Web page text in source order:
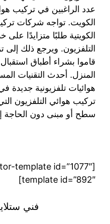
عدد الراغبين في تركيب
الكويت. تواجه شركات
الكويتية طلبًا متزايدًا
التلفزيون. ويرجع ذلك إلى
قاموا بشراء أطباق
المنزل. أحدث التقنيات
هوائيات تلفزيونية جديدة
تركيب هوائي التلفزيون
سطح أو مبنى دون الحاجة
template id=”892″]
فني